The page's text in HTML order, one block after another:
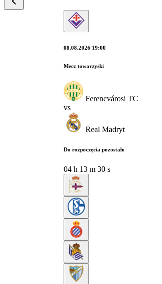
08.08.2026 19:00
Mecz towarzyski
Ferencvárosi TC
vs
Real Madryt
Do rozpoczęcia pozostało
04 h 13 m 28 s